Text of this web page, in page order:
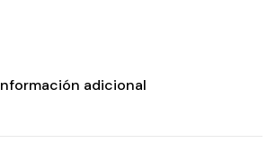
adicional